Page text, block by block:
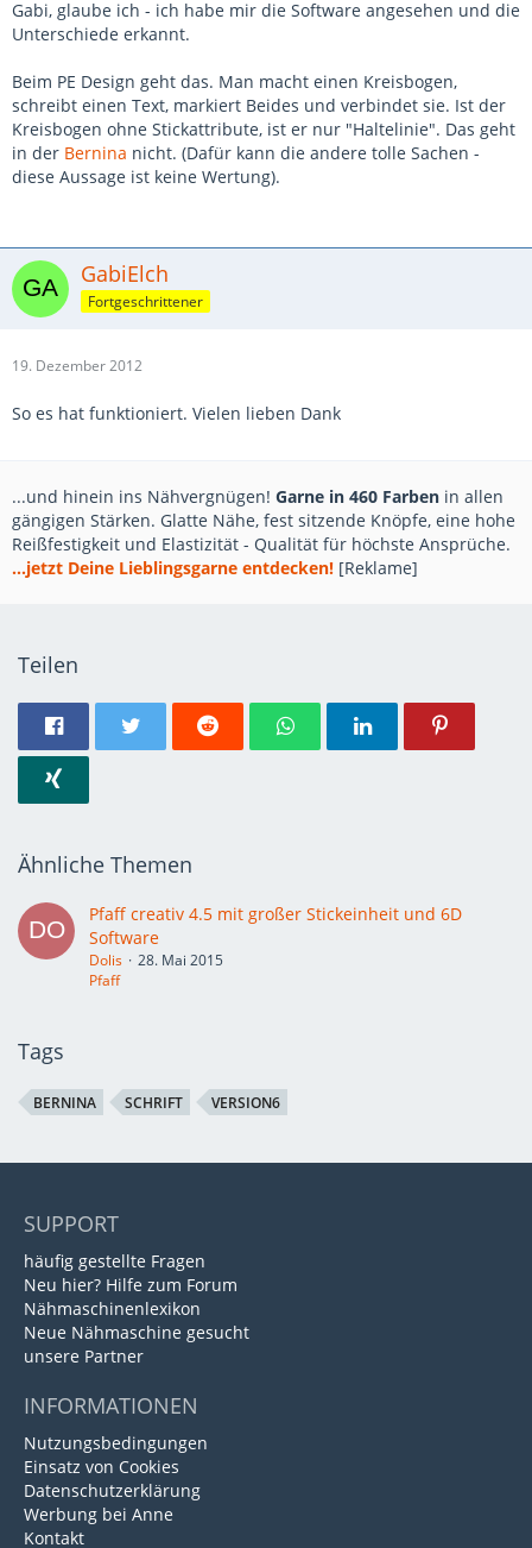
Gabi, glaube ich - ich habe mir die Software angesehen und die
Unterschiede erkannt.
Beim PE Design geht das. Man macht einen Kreisbogen,
schreibt einen Text, markiert Beides und verbindet sie. Ist der
Kreisbogen ohne Stickattribute, ist er nur "Haltelinie". Das geht
in der Bernina nicht. (Dafür kann die andere tolle Sachen -
diese Aussage ist keine Wertung).
GabiElch
Fortgeschrittener
19. Dezember 2012
So es hat funktioniert. Vielen lieben Dank
...und hinein ins Nähvergnügen! Garne in 460 Farben in allen
gängigen Stärken. Glatte Nähe, fest sitzende Knöpfe, eine hohe
Reißfestigkeit und Elastizität - Qualität für höchste Ansprüche.
...jetzt Deine Lieblingsgarne entdecken! [Reklame]
Teilen
Ähnliche Themen
Pfaff creativ 4.5 mit großer Stickeinheit und 6D
Software
Dolis
28. Mai 2015
Pfaff
Tags
BERNINA SCHRIFT VERSION6
SUPPORT
häufig gestellte Fragen
Neu hier? Hilfe zum Forum
Nähmaschinenlexikon
Neue Nähmaschine gesucht
unsere Partner
INFORMATIONEN
Nutzungsbedingungen
Einsatz von Cookies
Datenschutzerklärung
Werbung bei Anne
Kontakt